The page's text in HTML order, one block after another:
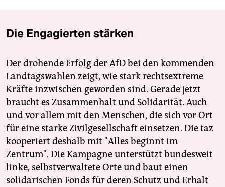
Die Engagierten stärken
Der drohende Erfolg der AfD bei den kommenden
Landtagswahlen zeigt, wie stark rechtsextreme
Kräfte inzwischen geworden sind. Gerade jetzt
braucht es Zusammenhalt und Solidarität. Auch
und vor allem mit den Menschen, die sich vor Ort
für eine starke Zivilgesellschaft einsetzen. Die taz
kooperiert deshalb mit "Alles beginnt im
Zentrum". Die Kampagne unterstützt bundesweit
linke, selbstverwaltete Orte und baut einen
solidarischen Fonds für deren Schutz und Erhalt